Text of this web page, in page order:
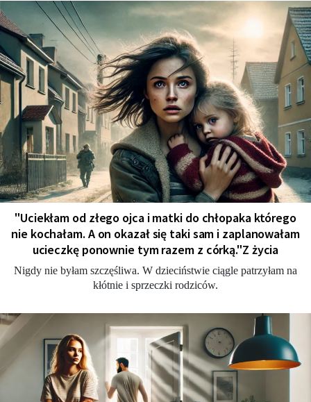
"Uciekłam od złego ojca i matki do chłopaka którego
nie kochałam. A on okazał się taki sam i zaplanowałam
ucieczkę ponownie tym razem z córką."Z życia
Nigdy nie byłam szczęśliwa. W dzieciństwie ciągle patrzyłam na
kłótnie i sprzeczki rodziców.